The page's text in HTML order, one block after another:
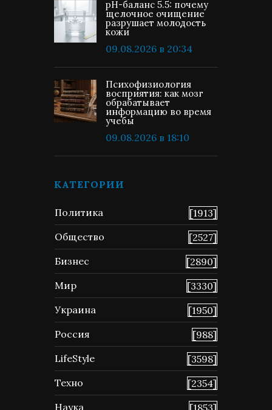
pH-баланс 5.5: почему
щелочное очищение
разрушает молодость
кожи
09.08.2026 в 20:34
Психофизиология
восприятия: как мозг
обрабатывает
информацию во время
учебы
09.08.2026 в 18:10
КАТЕГОРИИ
Политика
[1913]
Общество
[2527]
Бизнес
[2890]
Мир
[3330]
Украина
[1950]
Россия
[988]
LifeStyle
[3598]
Техно
[2354]
Наука
[1853]